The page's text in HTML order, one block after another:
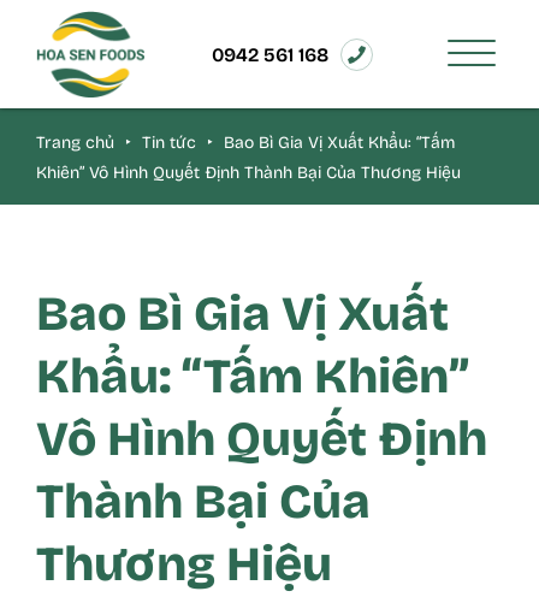
0942 561 168
Trang chủ ‣ Tin tức ‣ Bao Bì Gia Vị Xuất Khẩu: “Tấm
Khiên” Vô Hình Quyết Định Thành Bại Của Thương Hiệu
Bao Bì Gia Vị Xuất
Khẩu: “Tấm Khiên”
Vô Hình Quyết Định
Thành Bại Của
Thương Hiệu